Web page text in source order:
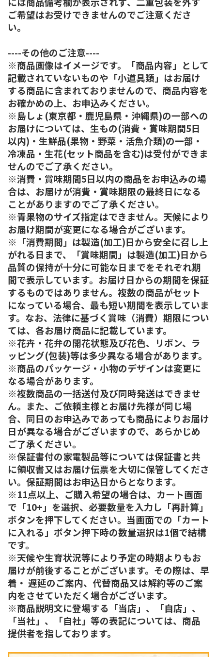
ご希望はお受けできませんのでご注意くださ
い。
----その他のご注意----
※商品画像はイメージです。「商品内容」として
記載されていないものや「小道具類」はお届け
する商品に含まれておりませんので、商品内容を
お確かめの上、お申込みください。
※島しょ(東京都・鹿児島県・沖縄県)の一部への
お届けについては、生もの(消費・賞味期間5日
以内)・生鮮品(果物・野菜・活魚介類)の一部・
冷凍品・生花(セット商品を含む)は受付ができま
せんのでご了承ください。
※消費・賞味期間5日以内の商品をお申込みの場
合は、お届けが消費・賞味期限の最終日になる
ことがありますのでご了承ください。
※青果物のサイズ指定はできません。天候により
お届け期間が変更になる場合がございます。
※「消費期間」は製造(加工)日から安全に召し上
がれる日まで、「賞味期間」は製造(加工)日から
品質の保持が十分に可能な日までをそれぞれ期
間で表示しています。お届け日からの期間を保証
するものではありません。複数の商品がセット
になっている場合、最も短い期間を表示していま
す。なお、法律に基づく賞味（消費）期限につい
ては、各お届け商品に記載しています。
※花卉・花弁の開花状態及び花色、リボン、ラ
ッピング(包装)等は多少異なる場合があります。
※商品のパッケージ・小物のデザインは変更に
なる場合があります。
※複数商品の一括送付及び同時発送はできませ
ん。また、ご依頼主様とお届け先様が同じ場
合、同日のお申込みであっても商品によりお届け
日が異なる場合がございますので、あらかじめ
ご了承ください。
※保証書付の家電製品等については保証書と共
に領収書又はお届け伝票を大切に保管してくださ
い。保証期間はお申込日からとなります。
※11点以上、ご購入希望の場合は、カート画面
で「10+」を選択、必要数量を入力し「再計算」
ボタンを押下してください。当画面での「カート
に入れる」ボタン押下時の数量選択は1個で結構
です。
※天候や生育状況等により予定の時期よりもお
届けが前後することがございます。その際は、早
着・ 遅延のご案内、代替商品又は解約等のご案
内をさせていただく場合がございます。
※商品説明文に登場する「当店」、「自店」、
「当社」、「自社」等の表記については、商品
提供者を指しております。